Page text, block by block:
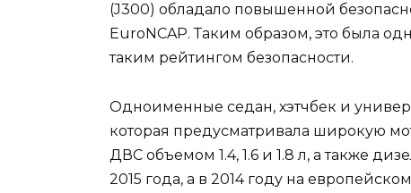
(J300) обладало повышенной
EuroNCAP. Таким образом, это была
таким рейтингом безопасности.
Одноименные седан, хэтчбек и
которая предусматривала широкую
ДВС объемом 1.4, 1.6 и 1.8 л, а также
2015 года, а в 2014 году на